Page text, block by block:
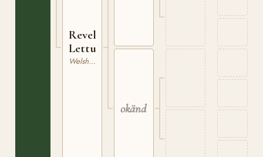
Revel
Lettuce
Welsh Mountain
okänd